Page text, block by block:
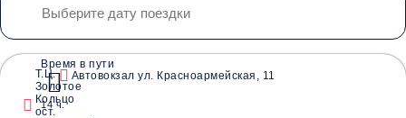
Водители со
стажем от 10 лет
Т.Ц.
Золотое
Кольцо
ост.
Время в пути
14 ч.
Автовокзал ул. Красноармейская, 11